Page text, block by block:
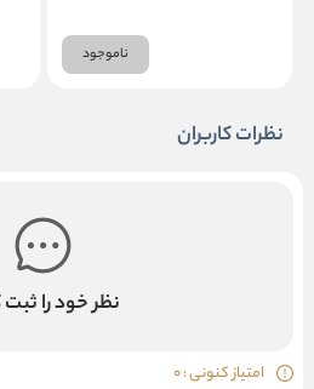
ناموجود
نظرات کاربران
نظر خود را ثبت
امتیاز کنونی : 0